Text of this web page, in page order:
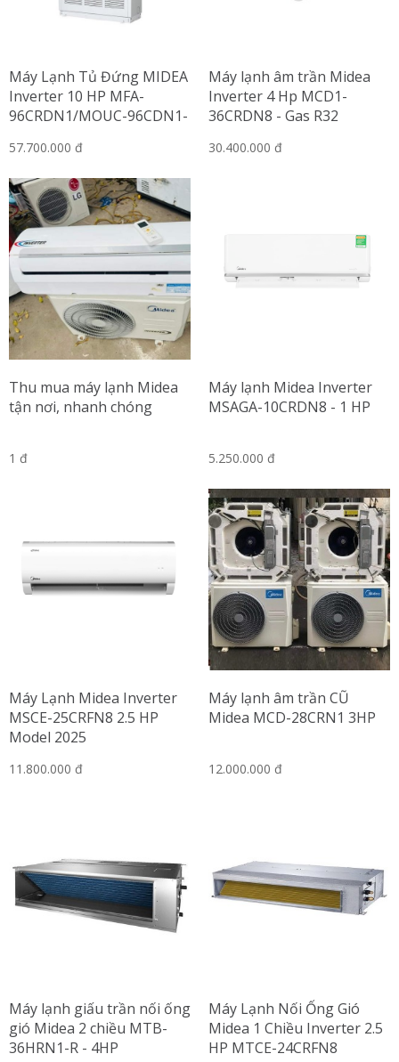
Máy Lạnh Tủ Đứng MIDEA
Inverter 10 HP MFA-
96CRDN1/MOUC-96CDN1-
57.700.000 đ
Máy lạnh âm trần Midea
Inverter 4 Hp MCD1-
36CRDN8 - Gas R32
30.400.000 đ
Thu mua máy lạnh Midea
tận nơi, nhanh chóng
1 đ
Máy lạnh Midea Inverter
MSAGA-10CRDN8 - 1 HP
5.250.000 đ
Máy Lạnh Midea Inverter
MSCE-25CRFN8 2.5 HP
Model 2025
11.800.000 đ
Máy lạnh âm trần CŨ
Midea MCD-28CRN1 3HP
12.000.000 đ
Máy lạnh giấu trần nối ống
gió Midea 2 chiều MTB-
36HRN1-R - 4HP
Máy Lạnh Nối Ống Gió
Midea 1 Chiều Inverter 2.5
HP MTCE-24CRFN8